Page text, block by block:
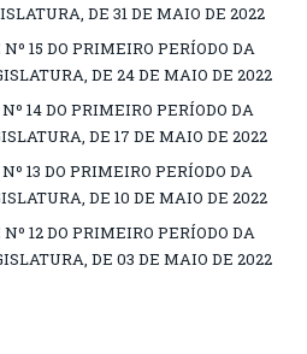
DE 31 DE MAIO DE 2022
Nº 15 DO PRIMEIRO PERÍODO DA
DE 24 DE MAIO DE 2022
14 DO PRIMEIRO PERÍODO DA
DE 17 DE MAIO DE 2022
13 DO PRIMEIRO PERÍODO DA
DE 10 DE MAIO DE 2022
Nº 12 DO PRIMEIRO PERÍODO DA
DE 03 DE MAIO DE 2022